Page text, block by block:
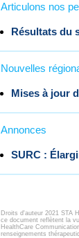
Articulons nos
Résultats du
Nouvelles
Mises à jour
Annonces
SURC :
Droits d'auteur 2021 STA
ce document reflètent la
HealthCare
renseignements